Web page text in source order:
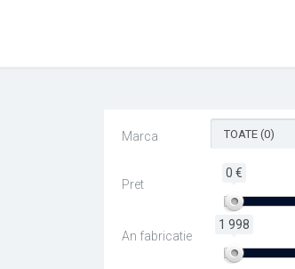
Marca
Pret
0 €
An fabricatie
1 998